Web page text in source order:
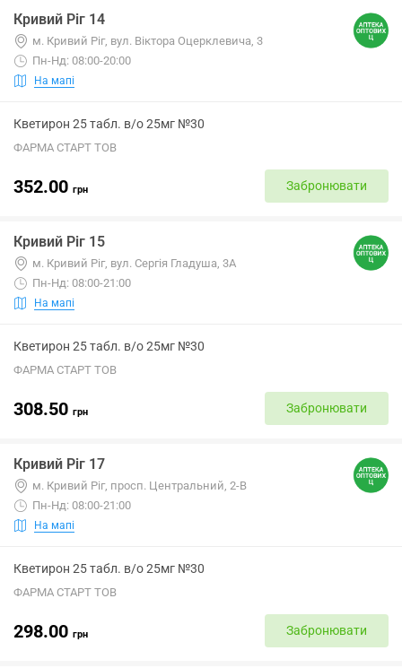
Кривий Ріг 14
м. Кривий Ріг, вул. Віктора Оцерклевича, 3
Пн-Нд: 08:00-20:00
На мапі
Кветирон 25 табл. в/о 25мг №30
ФАРМА СТАРТ ТОВ
352.00 грн Забронювати
Кривий Ріг 15
м. Кривий Ріг, вул. Сергія Гладуша, 3А
Пн-Нд: 08:00-21:00
На мапі
Кветирон 25 табл. в/о 25мг №30
ФАРМА СТАРТ ТОВ
308.50 грн Забронювати
Кривий Ріг 17
м. Кривий Ріг, просп. Центральний, 2-В
Пн-Нд: 08:00-21:00
На мапі
Кветирон 25 табл. в/о 25мг №30
ФАРМА СТАРТ ТОВ
298.00 грн Забронювати